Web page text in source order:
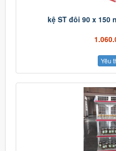
kệ ST đôi 90 x 150
Yêu